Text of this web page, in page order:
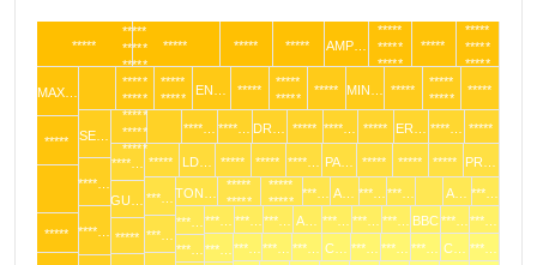
***** ***** ***** ***** AMP…
*****
*****
*****
*****
*****
*****
*****
MAX…
*****
*****
*****
*****
*****
*****
*****
*****
*****
*****
*****
*****
EN… *****
*****
*****
***** MIN… *****
*****
*****
*****
SE…
****…
****…
****… ****… DR… ***** ****… ***** ER… ****… *****
****…
GU…
*****
***** LD… ***** ***** ****… PA… ***** ***** ***** PR…
***…
***…
TON…
*****
*****
*****
*****
***… A… ***…***… A… ***…
***…
***…
***… ***…***… A… ***… ***… ***… BBC***…***…
***…***…***… ***… C… ***… ***… ***… C… ***…